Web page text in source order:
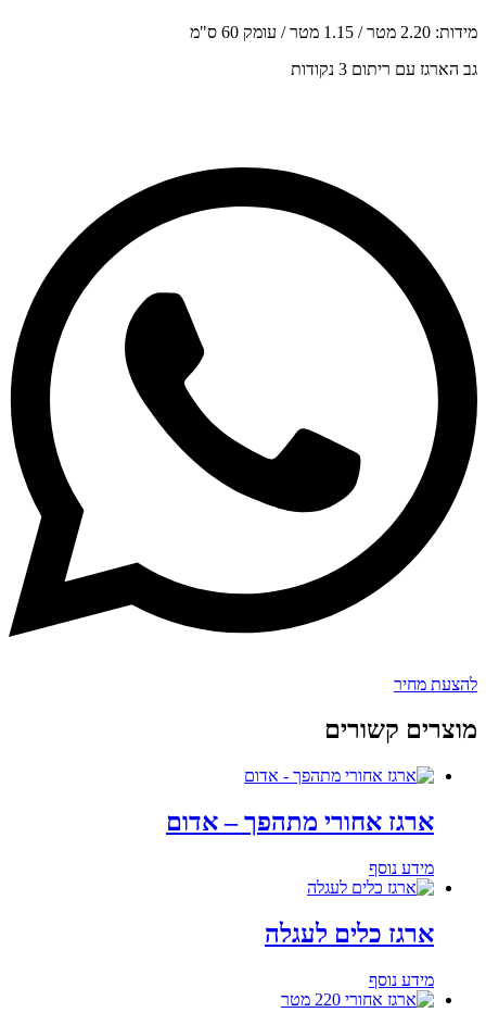
מידות: 2.20 מטר / 1.15 מטר / עומק 60 ס"מ
גב הארגז עם ריתום 3 נקודות
להצעת מחיר
מוצרים קשורים
ארגז אחורי מתהפך – אדום
מידע נוסף
ארגז כלים לעגלה
מידע נוסף